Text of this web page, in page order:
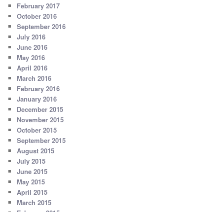
February 2017
October 2016
September 2016
July 2016
June 2016
May 2016
April 2016
March 2016
February 2016
January 2016
December 2015
November 2015
October 2015
September 2015
August 2015
July 2015
June 2015
May 2015
April 2015
March 2015